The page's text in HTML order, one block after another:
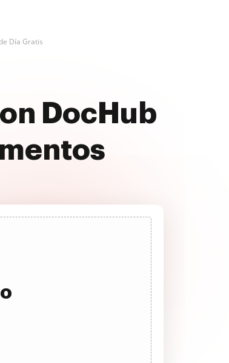
Día Gratis
DocHub